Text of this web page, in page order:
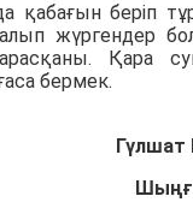
қабағын беріп
жүргендер
Қара
бермек.